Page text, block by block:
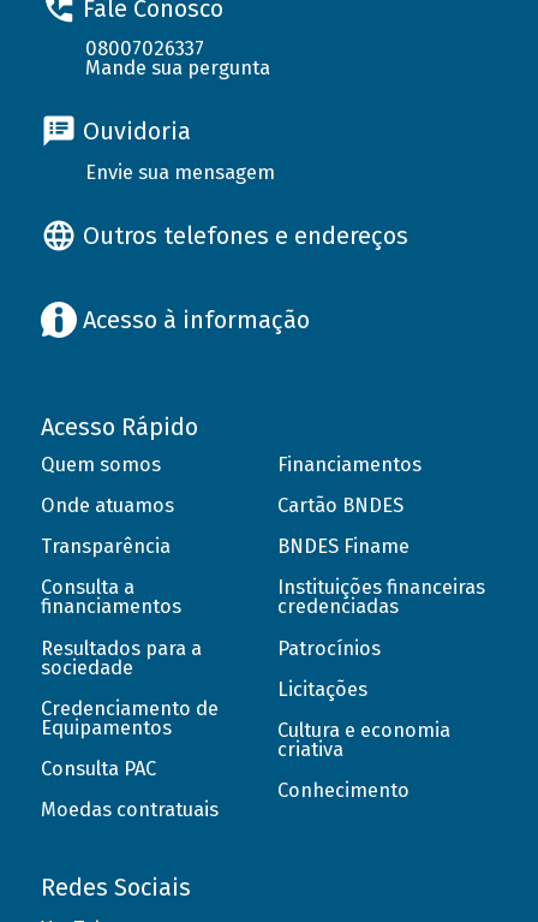
Fale Conosco
08007026337
Mande sua pergunta
Ouvidoria
Envie sua mensagem
Outros telefones e endereços
Acesso à informação
Acesso Rápido
Quem somos
Onde atuamos
Transparência
Consulta a
financiamentos
Resultados para a
sociedade
Credenciamento de
Equipamentos
Consulta PAC
Moedas contratuais
Financiamentos
Cartão BNDES
BNDES Finame
Instituições financeiras
credenciadas
Patrocínios
Licitações
Cultura e economia
criativa
Conhecimento
Redes Sociais